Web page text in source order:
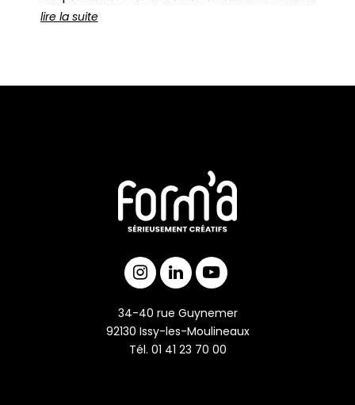
« perdus ».Des espaces fonctionnels.Des
lire la suite
34-40 rue Guynemer
92130 Issy-les-Moulineaux
Tél. 01 41 23 70 00